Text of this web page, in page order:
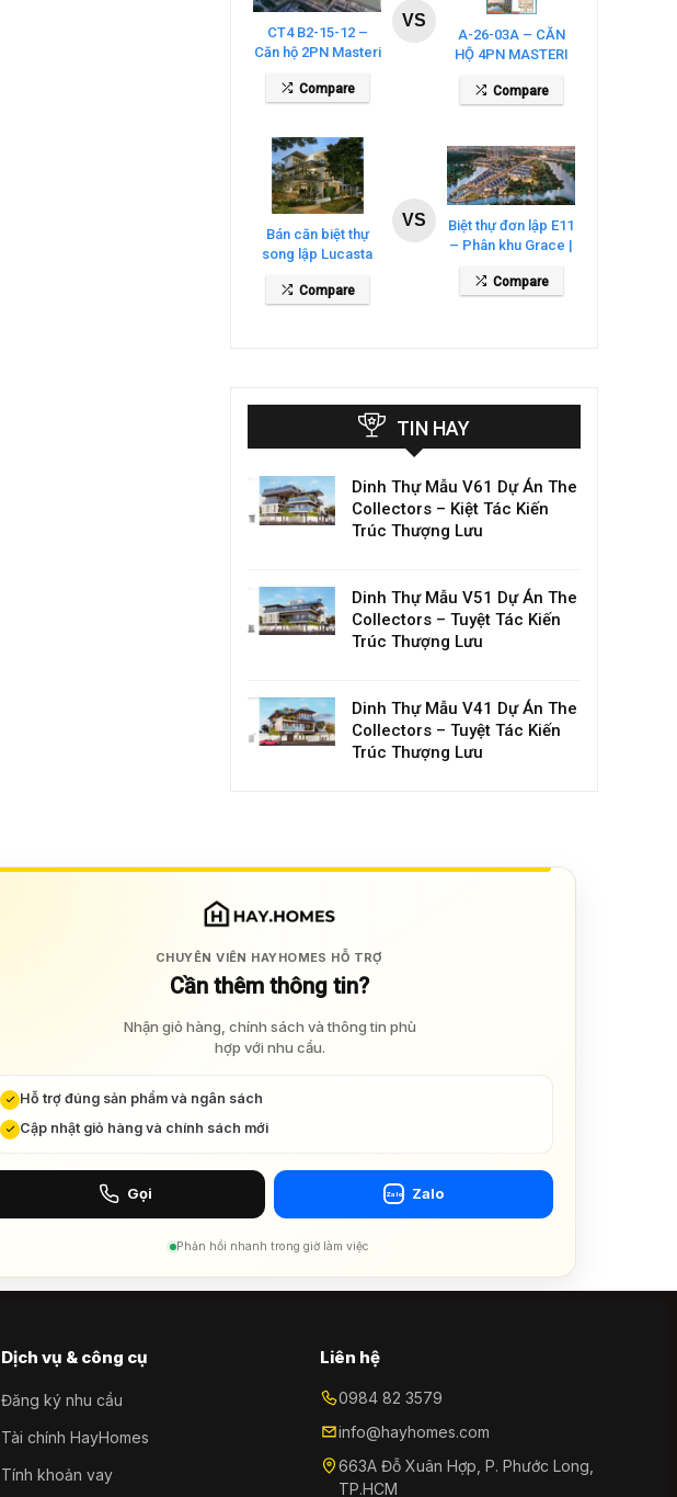
CT4 B2-15-12 –
Căn hộ 2PN Masteri
Compare
VS
A-26-03A – CĂN
HỘ 4PN MASTERI
COSMO CENTRAL
– THE GLOBAL
Compare
Bán căn biệt thự
song lập Lucasta
Villa – DT 175m2
giá 26 tỷ
Compare
VS
Biệt thự đơn lập E11
– Phân khu Grace |
Waters
Compare
TIN HAY
Dinh Thự Mẫu V61 Dự Án The
Collectors – Kiệt Tác Kiến
Trúc Thượng Lưu
Dinh Thự Mẫu V51 Dự Án The
Collectors – Tuyệt Tác Kiến
Trúc Thượng Lưu
Dinh Thự Mẫu V41 Dự Án The
Collectors – Tuyệt Tác Kiến
Trúc Thượng Lưu
CHUYÊN VIÊN HAYHOMES HỖ TRỢ
Cần thêm thông tin?
Nhận giỏ hàng, chính sách và thông tin phù
hợp với nhu cầu.
Hỗ trợ đúng sản phẩm và ngân sách
Cập nhật giỏ hàng và chính sách mới
Gọi Zalo Zalo
Phản hồi nhanh trong giờ làm việc
Dịch vụ & công cụ
Đăng ký nhu cầu
Tài chính HayHomes
Tính khoản vay
Liên hệ
0984 82 3579
info@hayhomes.com
663A Đỗ Xuân Hợp, P. Phước Long,
TP.HCM